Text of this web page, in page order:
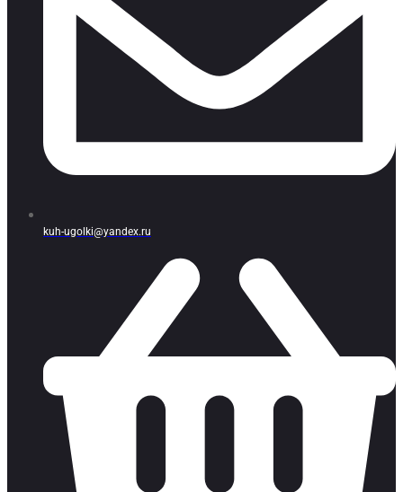
kuh-ugolki@yandex.ru